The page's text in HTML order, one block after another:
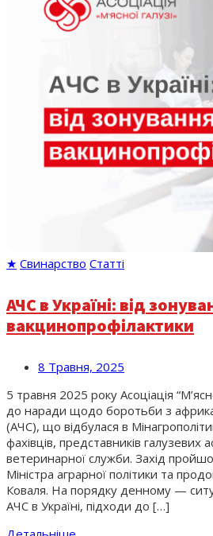
★ Свинарство Статті
АЧС в Україні: від
вакцинопрофілактики
8 Травня, 2025
5 травня 2025 року Асоціація
до наради щодо боротьби з
(АЧС), що відбулася в
фахівців, представників галузевих
ветеринарної служби. Захід
Міністра аграрної політики та
Коваля. На порядку денному —
АЧС в Україні, підходи до […]